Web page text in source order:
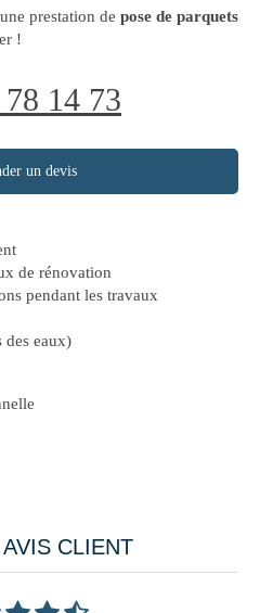
prestation de pose de parquets
!
14 73
un devis
de rénovation
pendant les travaux
des eaux)
CLIENT